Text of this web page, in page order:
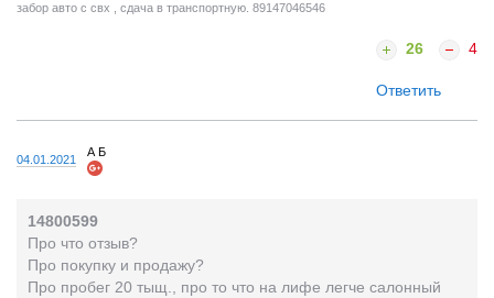
забор авто с свх , сдача в транспортную. 89147046546
26 4
Ответить
04.01.2021
А Б
14800599
Про что отзыв?
Про покупку и продажу?
Про пробег 20 тыщ., про то что на лифе легче салонный